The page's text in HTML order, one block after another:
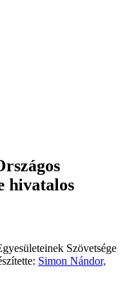
hivatalos
Szövetsége
Simon Nándor,